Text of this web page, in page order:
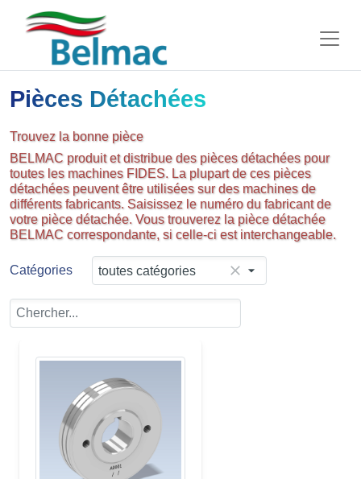
Pièces Détachées
Trouvez la bonne pièce
BELMAC produit et distribue des pièces détachées pour
toutes les machines FIDES. La plupart de ces pièces
détachées peuvent être utilisées sur des machines de
différents fabricants. Saisissez le numéro du fabricant de
votre pièce détachée. Vous trouverez la pièce détachée
BELMAC correspondante, si celle-ci est interchangeable.
Catégories toutes catégories